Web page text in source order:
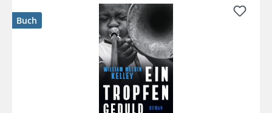
Buch